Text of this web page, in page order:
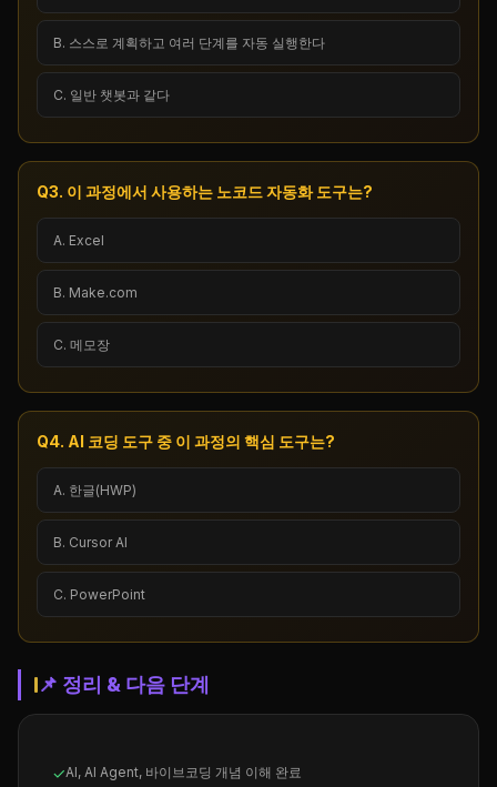
B. 스스로 계획하고 여러 단계를 자동 실행한다
C. 일반 챗봇과 같다
Q3. 이 과정에서 사용하는 노코드 자동화 도구는?
A. Excel
B. Make.com
C. 메모장
Q4. AI 코딩 도구 중 이 과정의 핵심 도구는?
A. 한글(HWP)
B. Cursor AI
C. PowerPoint
📌 정리 & 다음 단계
✓AI, AI Agent, 바이브코딩 개념 이해 완료